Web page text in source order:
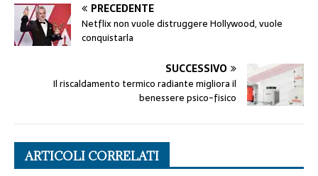
PRECEDENTE
Netflix non vuole distruggere Hollywood, vuole
conquistarla
SUCCESSIVO
Il riscaldamento termico radiante migliora il
benessere psico-fisico
ARTICOLI CORRELATI